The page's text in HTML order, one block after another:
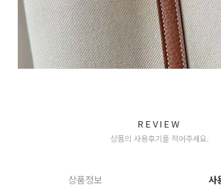
REVIEW
상품의 사용후기를 적어주세요.
상품정보 사